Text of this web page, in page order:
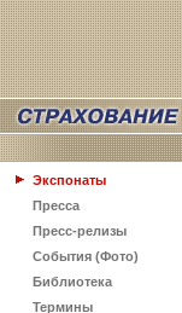
Экспонаты
Пресса
Пресс-релизы
События (Фото)
Библиотека
Термины